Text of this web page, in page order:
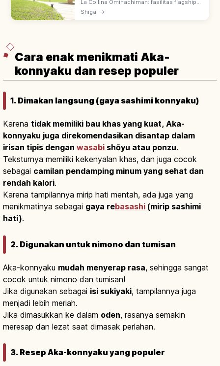
La Collina Omihachiman: fasilitas flagship
Taneya Group (wagashi) di Shiga. Arsitektur
menyatu dengan alam, atap rumput hijau;
Shiga →
Cara enak menikmati Aka-
konnyaku dan resep populer
1. Dimakan langsung (gaya sashimi konnyaku)
Karena tidak memiliki bau khas yang kuat, Aka-
konnyaku juga direkomendasikan disantap dalam
irisan tipis dengan wasabi shōyu atau ponzu.
Teksturnya memiliki kekenyalan khas, dan juga cocok
sebagai camilan pendamping minum yang sehat dan
rendah kalori.
Karena tampilannya mirip hati mentah, ada juga yang
menikmatinya sebagai gaya rebasashi (mirip sashimi
hati).
2. Digunakan untuk nimono dan tumisan
Aka-konnyaku mudah menyerap rasa, sehingga sangat
cocok untuk nimono dan tumisan!
Jika digunakan sebagai isi sukiyaki, tampilannya juga
menjadi lebih meriah.
Jika dimasukkan ke dalam oden, rasanya semakin
meresap dan lezat saat dimasak perlahan.
3. Resep Aka-konnyaku yang populer